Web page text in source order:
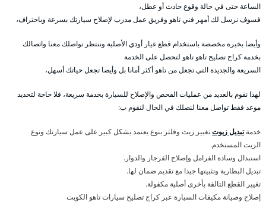
الساعة حتى في حالة وقوع حادث أو عطل،
فسوف نرسل لك أمهر فني تاهو وفريق عمل مدرب لإصلاح سيارتك بسرعة وباحتراف،
وأيضا بخبرة مخصصة باستخدام قطع غيار أودي الأصلية وننتظر تواصلك معنا واتصالك
بخدمة كراج تصليح تاهو تاهو لتحصل على الخدمة
السريعة والجديدة التي تجعل من تاهو أكثر أمانا بل وأيضا تجعل حياتك أسهل،
لهذا نقوم بالعديد من عمليات الفحص والإصلاح للسيارة بخدمة سريعة، فلا حاجة لتحديد
موعد فقط تواصل معنا لنصلك في الحال لنقوم ب:
خدمةتبديل زيوتتغيير زيت وفلتر بنوع يعتمد بشكل كبير على عمل سيارتك ونوع
الزيت المستخدم.
استبدال وسادة الفرامل وإصلاح الفرجار والدوار.
تبديل البطارية وتثبيتها جيدا مع تقديم ضمان لها.
تغيير القطع التالفة بأخرى أصلية مكفولة.
إصلاح وصيانة مكيفات السيارة عبر كراج تصليح سيارات تاهو الكويت